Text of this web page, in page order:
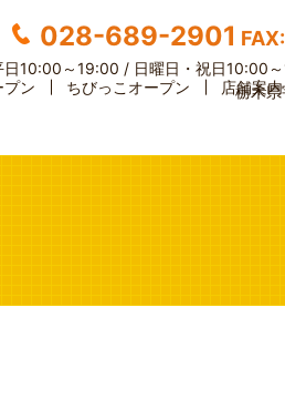
028-689-2901
日10:00～19:00 / 日曜日・祝日10:00
栃木
プン ちびっこオープン 店舗案内